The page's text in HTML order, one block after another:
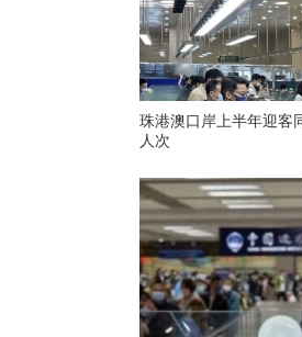
珠港澳口岸上半年迎客
人次